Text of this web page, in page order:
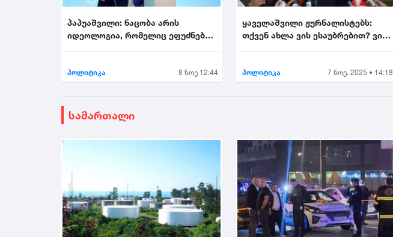
პაპუაშვილი: ნაცობა არის
იდეოლოგია, რომელიც ეფუძნება
პოლიტიკა 8 ნოე 12:44
ყაველაშვილი ჟურნალისტებს:
თქვენ ახლა ვის ესაუბრებით? ვინ
პოლიტიკა 7 ნოე. 2025 • 14:18
სამართალი